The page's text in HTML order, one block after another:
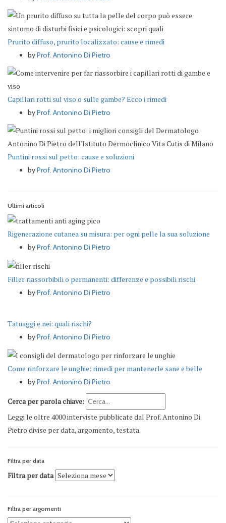
Prurito diffuso, prurito localizzato: cause e rimedi
byProf. Antonino Di Pietro
Capillari rotti sul viso o sulle gambe? Ecco i rimedi
byProf. Antonino Di Pietro
Puntini rossi sul petto: cause e soluzioni
byProf. Antonino Di Pietro
Ultimi articoli
Rigenerazione cutanea su misura: per ogni pelle la sua soluzione
byProf. Antonino Di Pietro
Filler riassorbibili o permanenti: differenze e possibili rischi
byProf. Antonino Di Pietro
Tatuaggi e nei: quali rischi?
byProf. Antonino Di Pietro
Come rinforzare le unghie: rimedi per mantenerle sane e belle
byProf. Antonino Di Pietro
Cerca per parola chiave:
Leggi le oltre 4000 interviste pubblicate dal Prof. Antonino Di
Pietro divise per data, argomento, testata.
Filtra per data
Filtra per data
Filtra per argomenti